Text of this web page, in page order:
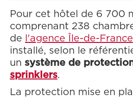
Pour cet hôtel de 6 700
comprenant 238
de
l'agence Île-de-France
installé, selon le
un système de
sprinklers.
La protection mise en